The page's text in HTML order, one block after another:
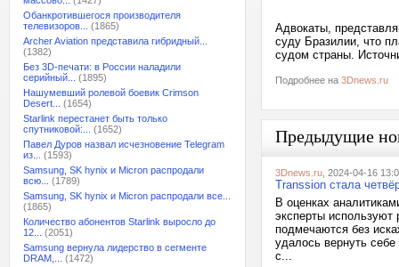
Обанкротившегося производителя
телевизоров...
(1865)
Archer Aviation представила гибридный...
(1382)
Без 3D-печати: в России наладили
серийный...
(1895)
Нашумевший ролевой боевик Crimson
Desert...
(1654)
Starlink перестанет быть только
спутниковой:...
(1652)
Павел Дуров назвал исчезновение Telegram
из...
(1593)
Samsung, SK hynix и Micron распродали
всю...
(1789)
Samsung, SK hynix и Micron распродали все...
(1865)
Количество абонентов Starlink выросло до
12...
(2051)
Samsung вернула лидерство в сегменте
DRAM,...
(1472)
Адвокаты,
суду Бразилии, что
судом страны.
Подробнее на 3Dnews.ru
Предыдущие
3Dnews.ru , 2024-04-16
Transsion стала
В оценках
эксперты
подмечаются без
удалось вернуть
с...